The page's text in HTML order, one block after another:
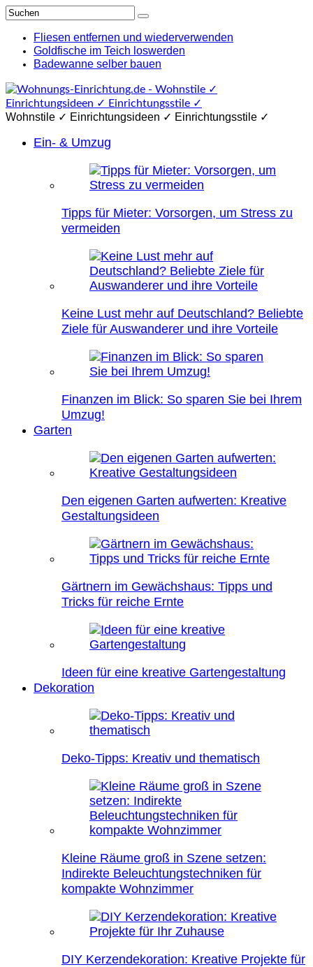
Fliesen entfernen und wiederverwenden
Goldfische im Teich loswerden
Badewanne selber bauen
Wohnstile ✓ Einrichtungsideen ✓ Einrichtungsstile ✓
Ein- & Umzug
Tipps für Mieter: Vorsorgen, um Stress zu
vermeiden
Keine Lust mehr auf Deutschland? Beliebte
Ziele für Auswanderer und ihre Vorteile
Finanzen im Blick: So sparen Sie bei Ihrem
Umzug!
Garten
Den eigenen Garten aufwerten: Kreative
Gestaltungsideen
Gärtnern im Gewächshaus: Tipps und
Tricks für reiche Ernte
Ideen für eine kreative Gartengestaltung
Dekoration
Deko-Tipps: Kreativ und thematisch
Kleine Räume groß in Szene setzen:
Indirekte Beleuchtungstechniken für
kompakte Wohnzimmer
DIY Kerzendekoration: Kreative Projekte für